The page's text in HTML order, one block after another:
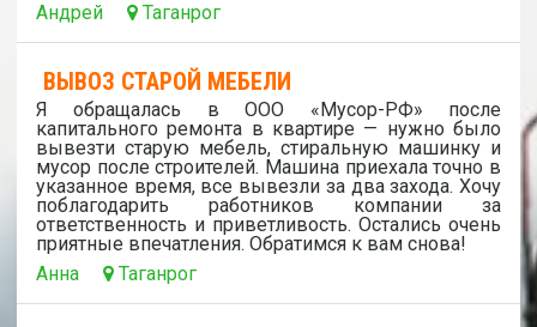
Андрей
Таганрог
ВЫВОЗ СТАРОЙ МЕБЕЛИ
Я обращалась в ООО «Мусор-РФ» после
капитального ремонта в квартире — нужно было
вывезти старую мебель, стиральную машинку и
мусор после строителей. Машина приехала точно в
указанное время, все вывезли за два захода. Хочу
поблагодарить работников компании за
ответственность и приветливость. Остались очень
приятные впечатления. Обратимся к вам снова!
Анна
Таганрог